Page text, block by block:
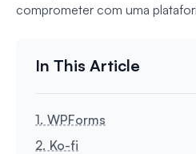
comprometer com uma
1. WPForms
2. Ko-fi